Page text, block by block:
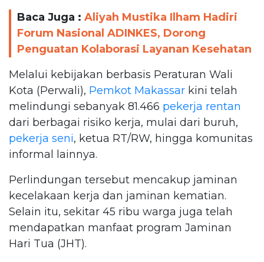
Baca Juga : Aliyah Mustika Ilham Hadiri
Forum Nasional ADINKES, Dorong
Penguatan Kolaborasi Layanan Kesehatan
Melalui kebijakan berbasis Peraturan Wali
Kota (Perwali), Pemkot Makassar kini telah
melindungi sebanyak 81.466 pekerja rentan
dari berbagai risiko kerja, mulai dari buruh,
pekerja seni, ketua RT/RW, hingga komunitas
informal lainnya.
Perlindungan tersebut mencakup jaminan
kecelakaan kerja dan jaminan kematian.
Selain itu, sekitar 45 ribu warga juga telah
mendapatkan manfaat program Jaminan
Hari Tua (JHT).